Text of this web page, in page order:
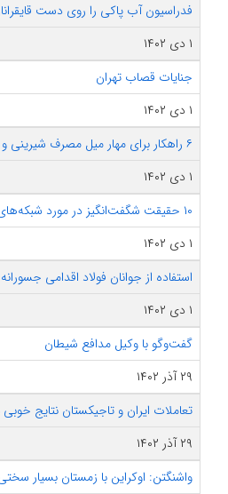
فدراسیون آب پاکی را روی دست
۱ دی ۱۴۰۲
جنایات قصاب تهران
۱ دی ۱۴۰۲
۶ راهکار برای مهار میل مصرف شیرینی و شکر
۱ دی ۱۴۰۲
۱۰ حقیقت شگفت‌انگیز در مورد شبکه‌های عصبی مصنوعی
۱ دی ۱۴۰۲
استفاده از جوانان فولاد اقدامی
۱ دی ۱۴۰۲
گفت‌وگو با وکیل مدافع شیطان
۲۹ آذر ۱۴۰۲
تعاملات ایران و تاجیکستان نتایج
۲۹ آذر ۱۴۰۲
واشنگتن: اوکراین با زمستان بسیار